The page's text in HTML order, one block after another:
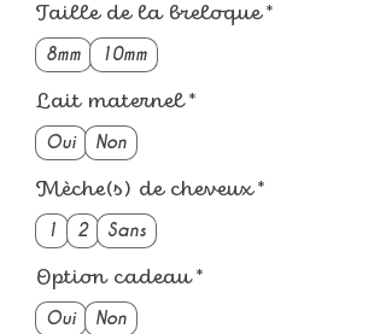
Taille de la breloque *
8mm 10mm
Lait maternel *
Oui Non
Mèche(s) de cheveux *
1 2 Sans
Option cadeau *
Oui Non